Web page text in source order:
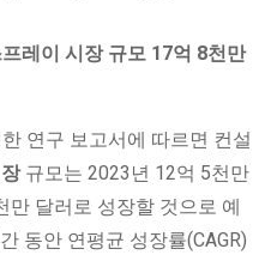
레이 시장 규모 17억 8천만
연구 보고서에 따르면 컨설
규모는 2023년 12억 5천만
만 달러로 성장할 것으로 예
동안 연평균 성장률(CAGR)